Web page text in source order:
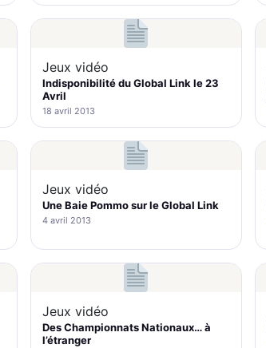
Jeux vidéo
Indisponibilité du Global Link le 23
Avril
18 avril 2013
Jeux vidéo
Une Baie Pommo sur le Global Link
4 avril 2013
Jeux vidéo
Des Championnats Nationaux… à
l’étranger